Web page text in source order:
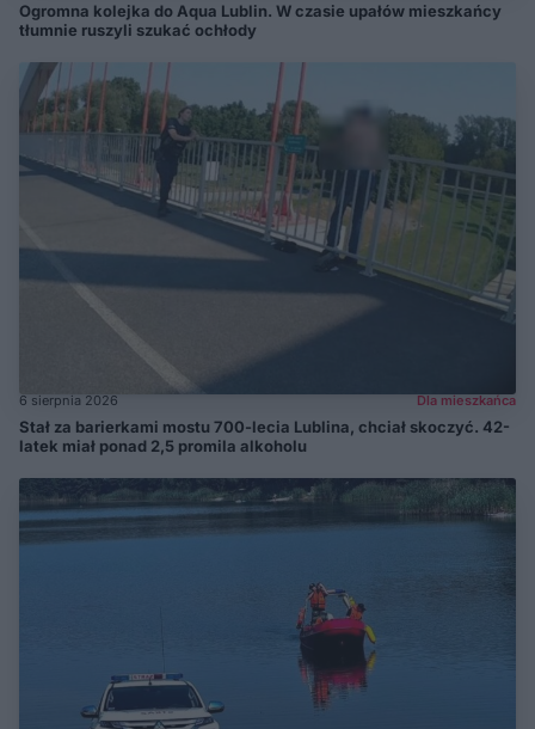
Ogromna kolejka do Aqua Lublin. W czasie upałów mieszkańcy
tłumnie ruszyli szukać ochłody
6 sierpnia 2026 Dla mieszkańca
Stał za barierkami mostu 700-lecia Lublina, chciał skoczyć. 42-
latek miał ponad 2,5 promila alkoholu